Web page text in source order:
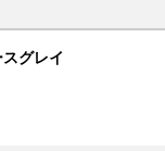
グレイ